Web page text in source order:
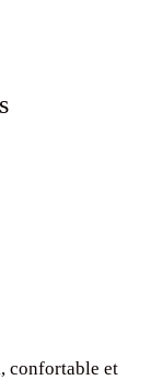
confortable et